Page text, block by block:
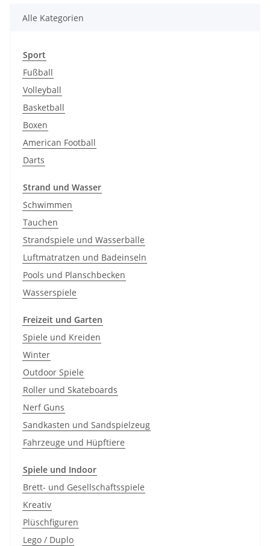
Alle Kategorien
Sport
Fußball
Volleyball
Basketball
Boxen
American Football
Darts
Strand und Wasser
Schwimmen
Tauchen
Strandspiele und Wasserbälle
Luftmatratzen und Badeinseln
Pools und Planschbecken
Wasserspiele
Freizeit und Garten
Spiele und Kreiden
Winter
Outdoor Spiele
Roller und Skateboards
Nerf Guns
Sandkasten und Sandspielzeug
Fahrzeuge und Hüpftiere
Spiele und Indoor
Brett- und Gesellschaftsspiele
Kreativ
Plüschfiguren
Lego / Duplo